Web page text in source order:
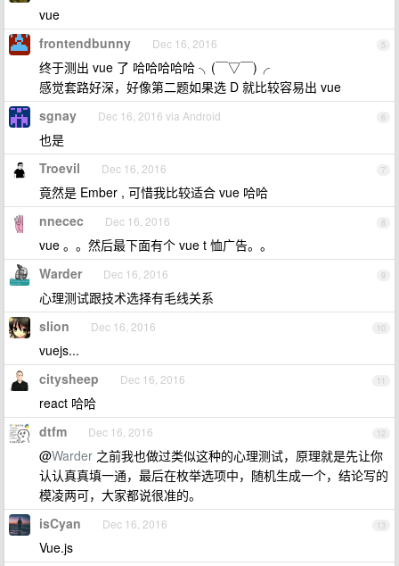
vue
5
frontendbunny Dec 16, 2016
终于测出 vue 了 哈哈哈哈哈 ╮(￣▽￣)╭
感觉套路好深，好像第二题如果选 D 就比较容易出 vue
6
sgnay Dec 16, 2016 via Android
也是
7
Troevil Dec 16, 2016
竟然是 Ember , 可惜我比较适合 vue 哈哈
8
nnecec Dec 16, 2016
vue 。。然后最下面有个 vue t 恤广告。。
9
Warder Dec 16, 2016
心理测试跟技术选择有毛线关系
10
slion Dec 16, 2016
vuejs...
11
citysheep Dec 16, 2016
react 哈哈
12
dtfm Dec 16, 2016
@Warder 之前我也做过类似这种的心理测试，原理就是先让你
认认真真填一通，最后在枚举选项中，随机生成一个，结论写的
模凌两可，大家都说很准的。
13
isCyan Dec 16, 2016
Vue.js